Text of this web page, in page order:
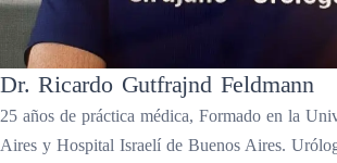
Dr. Ricardo Gutfrajnd Feldmann
25 años de práctica médica, Formado en la
Aires y Hospital Israelí de Buenos Aires.